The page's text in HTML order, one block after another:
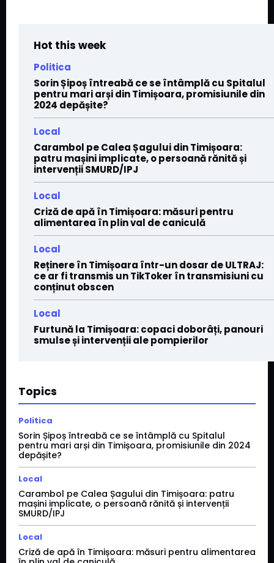
Hot this week
Politica
Sorin Șipoș întreabă ce se întâmplă cu Spitalul
pentru mari arși din Timișoara, promisiunile din
2024 depășite?
Local
Carambol pe Calea Șagului din Timișoara:
patru mașini implicate, o persoană rănită și
intervenții SMURD/IPJ
Local
Criză de apă în Timișoara: măsuri pentru
alimentarea în plin val de caniculă
Local
Reținere în Timișoara într-un dosar de ULTRAJ:
ce ar fi transmis un TikToker în transmisiuni cu
conținut obscen
Local
Furtună la Timișoara: copaci doborâți, panouri
smulse și intervenții ale pompierilor
Topics
Politica
Sorin Șipoș întreabă ce se întâmplă cu Spitalul
pentru mari arși din Timișoara, promisiunile din 2024
depășite?
Local
Carambol pe Calea Șagului din Timișoara: patru
mașini implicate, o persoană rănită și intervenții
SMURD/IPJ
Local
Criză de apă în Timișoara: măsuri pentru alimentarea